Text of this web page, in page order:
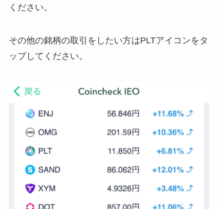
ください。
その他の銘柄の取引をしたい方はPLTアイコンをタ
ップしてください。